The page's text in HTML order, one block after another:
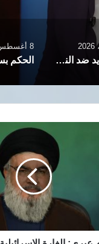
الحكم بسجن الناشطة آزاده يعقوبي مع تدهور حالتها الصحية في إيران
7 أغسطس، 2026